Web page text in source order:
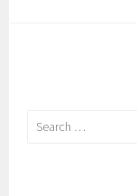
Search